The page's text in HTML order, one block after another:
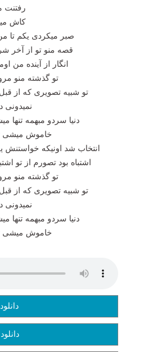
رفتنت
کاش
صبر میکردی یکم تا
قصه منو تو از آخر
انگار از آینده من
تو گذشته منو
تو شبیه تصویری که از
نمیدونی
دنیا سردو مبهمه تنها
خاموش میشی
انتخاب شد اونیکه خواستنش
اشتباه بود تصورم از تو
تو گذشته منو
تو شبیه تصویری که از
نمیدونی
دنیا سردو مبهمه تنها
خاموش میشی